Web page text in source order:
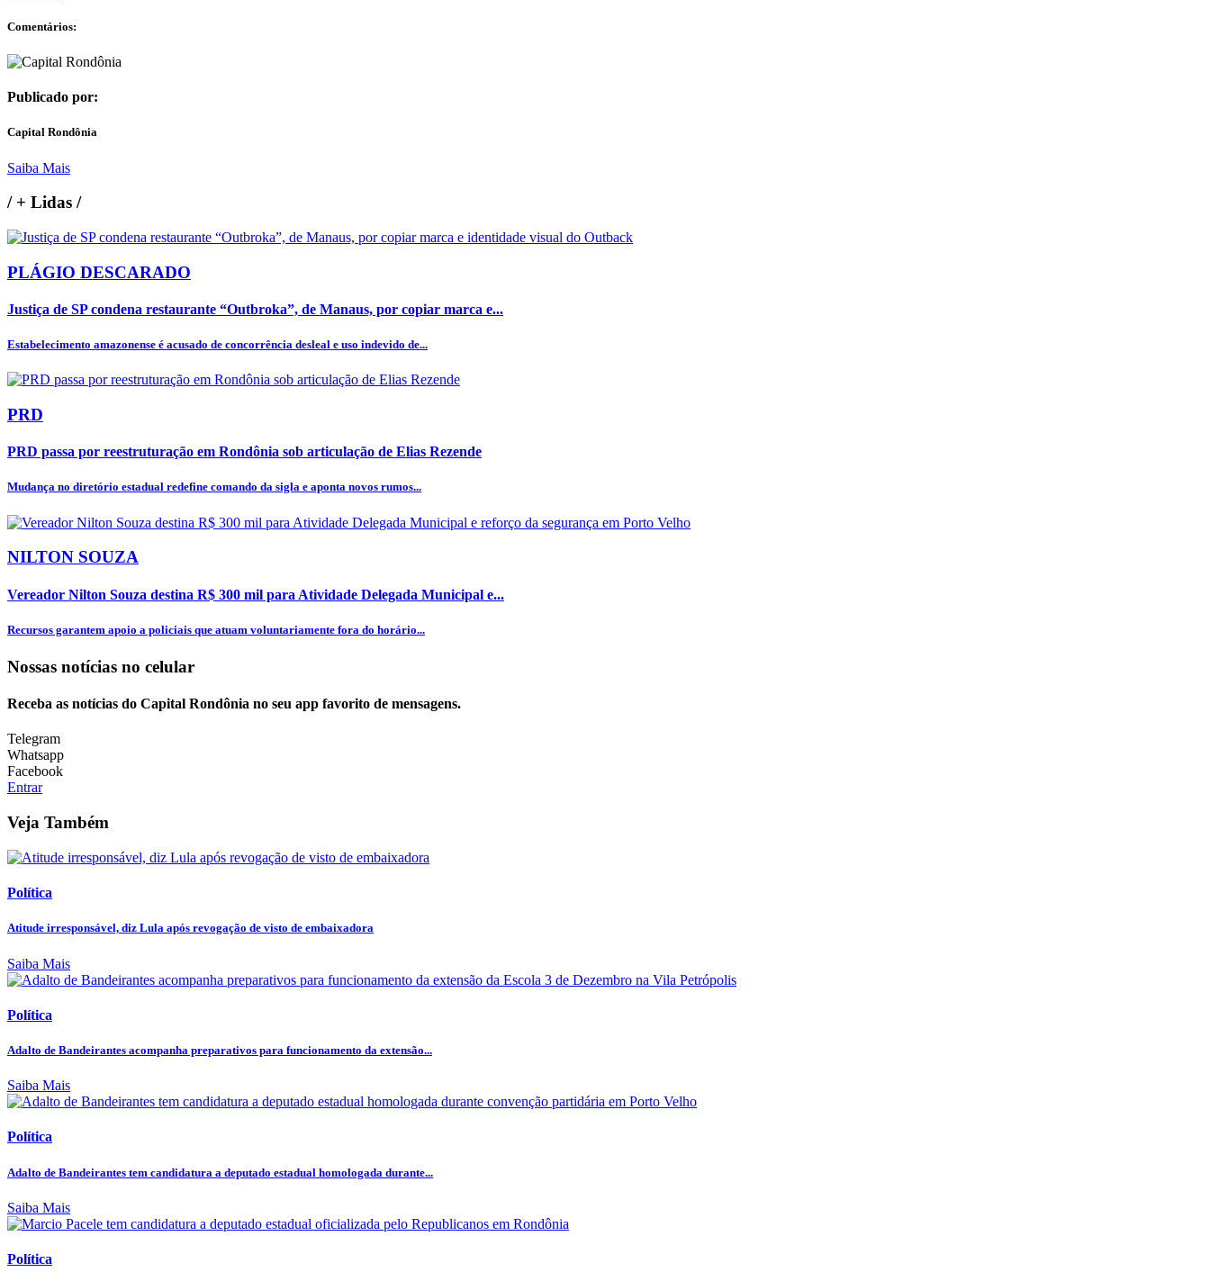
Comentários:
Publicado por:
Capital Rondônia
Saiba Mais
/+ Lidas /
PLÁGIO DESCARADO
Justiça de SP condena restaurante “Outbroka”, de Manaus, por copiar marca e...
Estabelecimento amazonense é acusado de concorrência desleal e uso indevido de...
PRD
PRD passa por reestruturação em Rondônia sob articulação de Elias Rezende
Mudança no diretório estadual redefine comando da sigla e aponta novos rumos...
NILTON SOUZA
Vereador Nilton Souza destina R$ 300 mil para Atividade Delegada Municipal e...
Recursos garantem apoio a policiais que atuam voluntariamente fora do horário...
Nossas notícias no celular
Receba as notícias do Capital Rondônia no seu app favorito de mensagens.
Telegram
Whatsapp
Facebook
Entrar
Veja Também
Política
Atitude irresponsável, diz Lula após revogação de visto de embaixadora
Saiba Mais
Política
Adalto de Bandeirantes acompanha preparativos para funcionamento da extensão...
Saiba Mais
Política
Adalto de Bandeirantes tem candidatura a deputado estadual homologada durante...
Saiba Mais
Política